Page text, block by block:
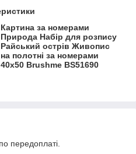
Картина за номерами
Природа Набір для розпису
Райський острів Живопис
на полотні за номерами
40x50 Brushme BS51690
передоплаті.